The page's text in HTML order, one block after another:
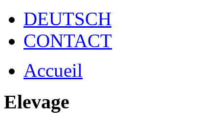
DEUTSCH
CONTACT
Accueil
Elevage